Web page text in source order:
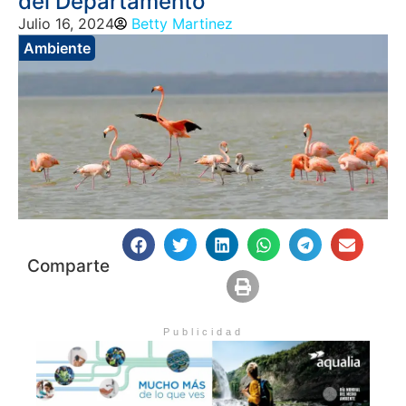
Julio 16, 2024
Betty Martinez
Ambiente
Comparte
Publicidad